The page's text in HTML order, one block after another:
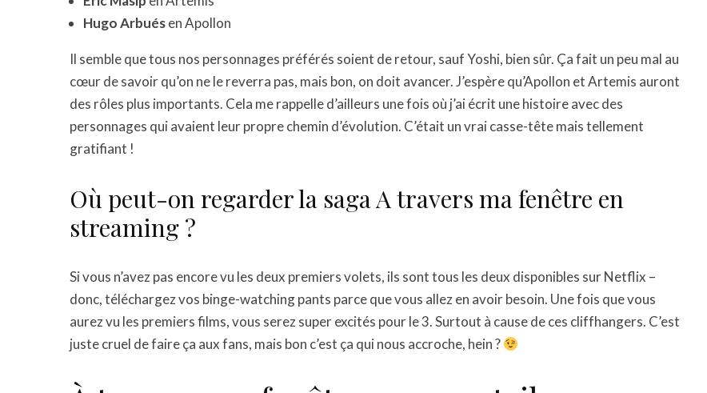
Hugo Arbuésen Apollon
Il semble que tous nos personnages préférés soient de retour, sauf Yoshi, bien sûr. Ça fait un peu mal au
cœur de savoir qu’on ne le reverra pas, mais bon, on doit avancer. J’espère qu’Apollon et Artemis auront
des rôles plus importants. Cela me rappelle d’ailleurs une fois où j’ai écrit une histoire avec des
personnages qui avaient leur propre chemin d’évolution. C’était un vrai casse-tête mais tellement
gratifiant !
Où peut-on regarder la saga A travers ma fenêtre en
streaming ?
Si vous n’avez pas encore vu les deux premiers volets, ils sont tous les deux disponibles sur Netflix –
donc, téléchargez vos binge-watching pants parce que vous allez en avoir besoin. Une fois que vous
aurez vu les premiers films, vous serez super excités pour le 3. Surtout à cause de ces cliffhangers. C’est
juste cruel de faire ça aux fans, mais bon c’est ça qui nous accroche, hein ?